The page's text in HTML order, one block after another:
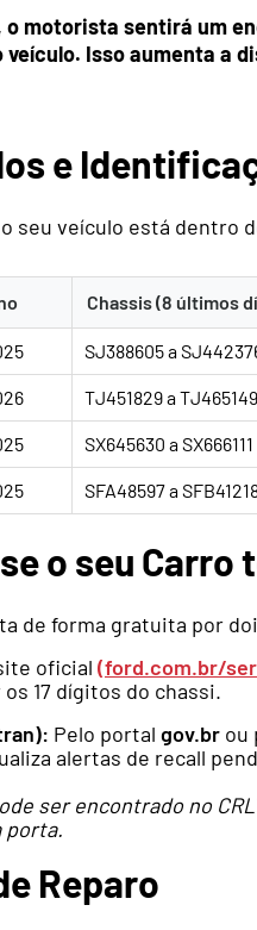
o motorista sentirá um
Isso aumenta a
e
seu veículo está dentro
Chassis (8 últimos
SJ388605 a
TJ451829 a TJ465149
SX645630 a SX666111
SFA48597 a
o seu Carro
de forma gratuita por
oficial (ford.com.br/
17 dígitos do chassi.
Pelo portal gov.br ou
alertas de recall
ser encontrado no
porta.
Reparo